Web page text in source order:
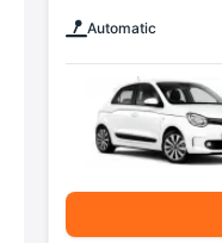
Automatic